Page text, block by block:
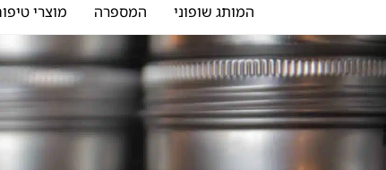
המותג שופוני המספרה מוצרי